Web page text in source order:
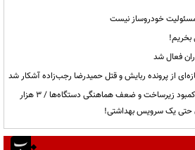
مسئولیت خودروساز نیست
بخریم!
فعال شد
تازه‌ای از پرونده ربایش و قتل حمیدرضا رجب‌زاده آشکار شد
ریمـدان؛ مرزی گرفتار در صف، کمبود زیرساخت و ضعف هماهنگی دستگاه‌ها / ۳ هزار
حتی یک سرویس بهداشتی!